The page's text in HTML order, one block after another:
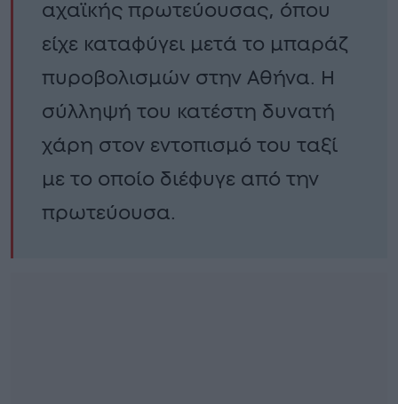
αχαϊκής πρωτεύουσας, όπου
είχε καταφύγει μετά το μπαράζ
πυροβολισμών στην Αθήνα. Η
σύλληψή του κατέστη δυνατή
χάρη στον εντοπισμό του ταξί
με το οποίο διέφυγε από την
πρωτεύουσα.